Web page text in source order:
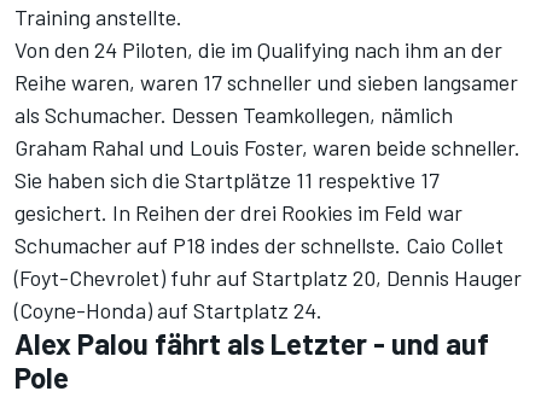
Training anstellte.
Von den 24 Piloten, die im Qualifying nach ihm an der
Reihe waren, waren 17 schneller und sieben langsamer
als Schumacher. Dessen Teamkollegen, nämlich
Graham Rahal und Louis Foster, waren beide schneller.
Sie haben sich die Startplätze 11 respektive 17
gesichert. In Reihen der drei Rookies im Feld war
Schumacher auf P18 indes der schnellste. Caio Collet
(Foyt-Chevrolet) fuhr auf Startplatz 20, Dennis Hauger
(Coyne-Honda) auf Startplatz 24.
Alex Palou fährt als Letzter - und auf
Pole